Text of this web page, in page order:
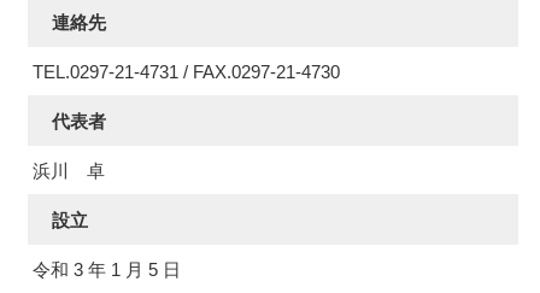
連絡先
TEL.0297-21-4731 / FAX.0297-21-4730
代表者
浜川 卓
設立
令和 3 年 1 月 5 日